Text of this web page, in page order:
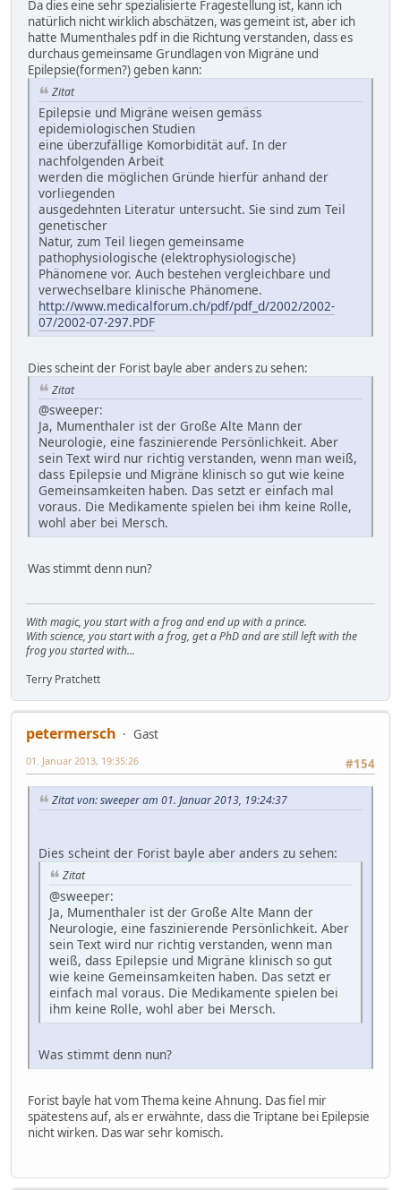
Da dies eine sehr spezialisierte Fragestellung ist, kann ich
natürlich nicht wirklich abschätzen, was gemeint ist, aber ich
hatte Mumenthales pdf in die Richtung verstanden, dass es
durchaus gemeinsame Grundlagen von Migräne und
Epilepsie(formen?) geben kann:
Zitat
Epilepsie und Migräne weisen gemäss
epidemiologischen Studien
eine überzufällige Komorbidität auf. In der
nachfolgenden Arbeit
werden die möglichen Gründe hierfür anhand der
vorliegenden
ausgedehnten Literatur untersucht. Sie sind zum Teil
genetischer
Natur, zum Teil liegen gemeinsame
pathophysiologische (elektrophysiologische)
Phänomene vor. Auch bestehen vergleichbare und
verwechselbare klinische Phänomene.
http://www.medicalforum.ch/pdf/pdf_d/2002/2002-
07/2002-07-297.PDF
Dies scheint der Forist bayle aber anders zu sehen:
Zitat
@sweeper:
Ja, Mumenthaler ist der Große Alte Mann der
Neurologie, eine faszinierende Persönlichkeit. Aber
sein Text wird nur richtig verstanden, wenn man weiß,
dass Epilepsie und Migräne klinisch so gut wie keine
Gemeinsamkeiten haben. Das setzt er einfach mal
voraus. Die Medikamente spielen bei ihm keine Rolle,
wohl aber bei Mersch.
Was stimmt denn nun?
With magic, you start with a frog and end up with a prince.
With science, you start with a frog, get a PhD and are still left with the
frog you started with...
Terry Pratchett
petermersch
Gast
#154
01. Januar 2013, 19:35:26
Zitat von: sweeper am 01. Januar 2013, 19:24:37
Dies scheint der Forist bayle aber anders zu sehen:
Zitat
@sweeper:
Ja, Mumenthaler ist der Große Alte Mann der
Neurologie, eine faszinierende Persönlichkeit. Aber
sein Text wird nur richtig verstanden, wenn man
weiß, dass Epilepsie und Migräne klinisch so gut
wie keine Gemeinsamkeiten haben. Das setzt er
einfach mal voraus. Die Medikamente spielen bei
ihm keine Rolle, wohl aber bei Mersch.
Was stimmt denn nun?
Forist bayle hat vom Thema keine Ahnung. Das fiel mir
spätestens auf, als er erwähnte, dass die Triptane bei Epilepsie
nicht wirken. Das war sehr komisch.